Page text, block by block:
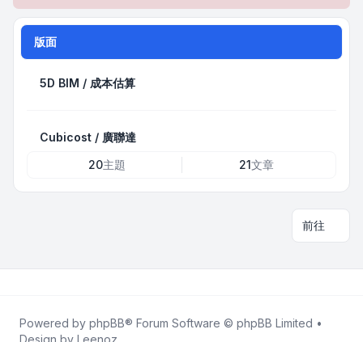
版面
5D BIM / 成本估算
Cubicost / 廣聯達
20主題 21文章
前往
Powered by phpBB® Forum Software © phpBB Limited •
Design by Leenoz